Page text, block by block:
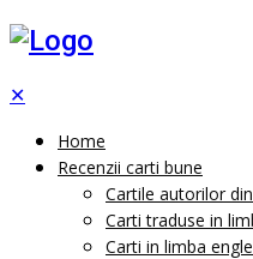
✕
Home
Recenzii carti bune
Cartile autorilor
Carti traduse in
Carti in limba